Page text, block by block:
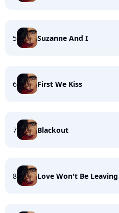
5 Suzanne And I
6 First We Kiss
7 Blackout
8 Love Won't Be Leaving